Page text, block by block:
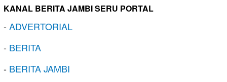
KANAL BERITA JAMBI SERU PORTAL
-ADVERTORIAL
- BERITA
- BERITA JAMBI